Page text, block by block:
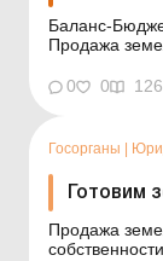
Баланс-
Продажа
кодексу и
органами
вопросе
0 0 126
Госорганы
Готовим
Продажа